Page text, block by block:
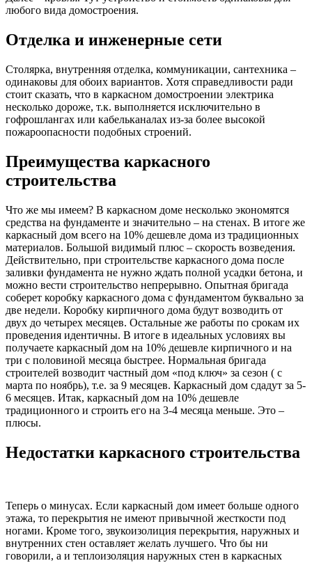
любого вида домостроения.
Отделка и инженерные сети
Столярка, внутренняя отделка, коммуникации, сантехника –
одинаковы для обоих вариантов. Хотя справедливости ради
стоит сказать, что в каркасном домостроении электрика
несколько дороже, т.к. выполняется исключительно в
гофрошлангах или кабельканалах из-за более высокой
пожароопасности подобных строений.
Преимущества каркасного
строительства
Что же мы имеем? В каркасном доме несколько экономятся
средства на фундаменте и значительно – на стенах. В итоге же
каркасный дом всего на 10% дешевле дома из традиционных
материалов. Большой видимый плюс – скорость возведения.
Действительно, при строительстве каркасного дома после
заливки фундамента не нужно ждать полной усадки бетона, и
можно вести строительство непрерывно. Опытная бригада
соберет коробку каркасного дома с фундаментом буквально за
две недели. Коробку кирпичного дома будут возводить от
двух до четырех месяцев. Остальные же работы по срокам их
проведения идентичны. В итоге в идеальных условиях вы
получаете каркасный дом на 10% дешевле кирпичного и на
три с половиной месяца быстрее. Нормальная бригада
строителей возводит частный дом «под ключ» за сезон ( с
марта по ноябрь), т.е. за 9 месяцев. Каркасный дом сдадут за 5-
6 месяцев. Итак, каркасный дом на 10% дешевле
традиционного и строить его на 3-4 месяца меньше. Это –
плюсы.
Недостатки каркасного строительства
Теперь о минусах. Если каркасный дом имеет больше одного
этажа, то перекрытия не имеют привычной жесткости под
ногами. Кроме того, звукоизолиция перекрытия, наружных и
внутренних стен оставляет желать лучшего. Что бы ни
говорили, а и теплоизоляция наружных стен в каркасных